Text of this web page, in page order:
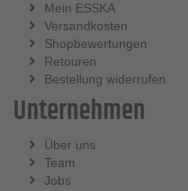
Mein ESSKA
Versandkosten
Shopbewertungen
Retouren
Bestellung widerrufen
Unternehmen
Über uns
Team
Jobs